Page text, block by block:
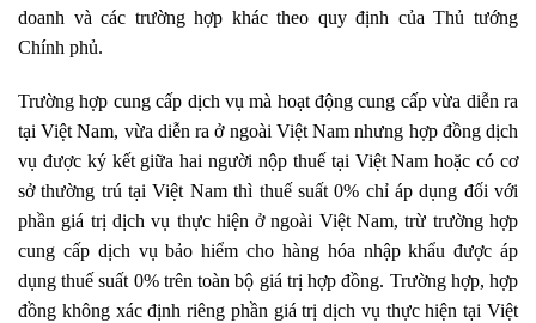
doanh và các trường hợp khác theo quy định của Thủ tướng
Chính phủ.
Trường hợp cung cấp dịch vụ mà hoạt động cung cấp vừa diễn ra
tại Việt Nam, vừa diễn ra ở ngoài Việt Nam nhưng hợp đồng dịch
vụ được ký kết giữa hai người nộp thuế tại Việt Nam hoặc có cơ
sở thường trú tại Việt Nam thì thuế suất 0% chỉ áp dụng đối với
phần giá trị dịch vụ thực hiện ở ngoài Việt Nam, trừ trường hợp
cung cấp dịch vụ bảo hiểm cho hàng hóa nhập khẩu được áp
dụng thuế suất 0% trên toàn bộ giá trị hợp đồng. Trường hợp, hợp
đồng không xác định riêng phần giá trị dịch vụ thực hiện tại Việt